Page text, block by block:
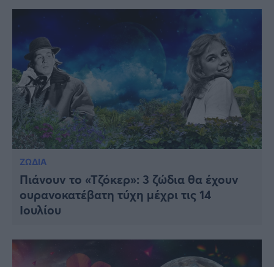
ΖΩΔΙΑ
Πιάνουν το «Τζόκερ»: 3 ζώδια θα έχουν
ουρανοκατέβατη τύχη μέχρι τις 14
Ιουλίου